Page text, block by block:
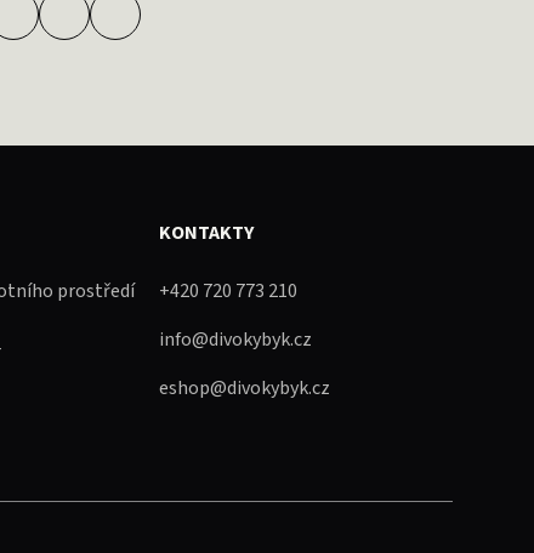
prostředí
KONTAKTY
+420 720 773 210
info@divokybyk.cz
eshop@divokybyk.cz